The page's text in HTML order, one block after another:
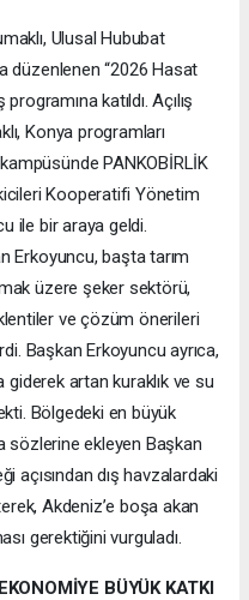
Ulusal Hububat
düzenlenen “2026 Hasat
katıldı. Açılış
Konya programları
PANKOBİRLİK
Kooperatifi Yönetim
ile bir araya geldi.
Erkoyuncu, başta tarım
üzere şeker sektörü,
ve çözüm önerileri
Başkan Erkoyuncu ayrıca,
giderek artan kuraklık ve su
Bölgedeki en büyük
sözlerine ekleyen Başkan
açısından dış havzalardaki
Akdeniz’e boşa akan
gerektiğini vurguladı.
BÜYÜK KATKI